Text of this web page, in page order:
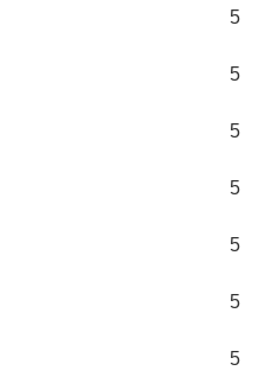
5
5
5
5
5
5
5